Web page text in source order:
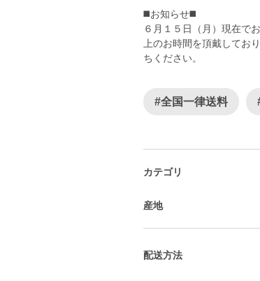
◼️お知らせ◼️
６月１５日（月）現在で
上のお時間を頂戴してお
ちください。
#全国一律送料
カテゴリ
産地
配送方法